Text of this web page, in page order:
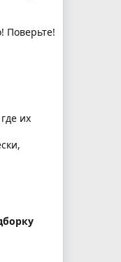
Поверьте!
их